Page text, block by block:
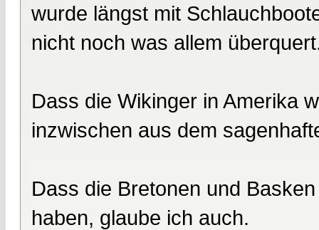
wurde längst mit
nicht noch was allem
Dass die Wikinger in Amerika
inzwischen aus dem
Dass die Bretonen und
haben, glaube ich auch.